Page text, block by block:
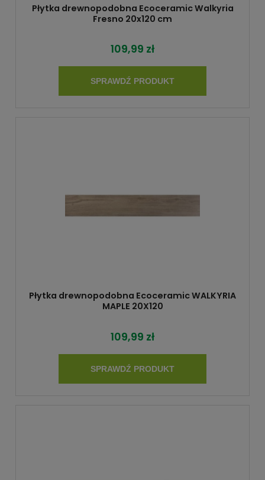
Płytka drewnopodobna Ecoceramic Walkyria
Fresno 20x120 cm
109,99 zł
SPRAWDŹ PRODUKT
Płytka drewnopodobna Ecoceramic WALKYRIA
MAPLE 20X120
109,99 zł
SPRAWDŹ PRODUKT